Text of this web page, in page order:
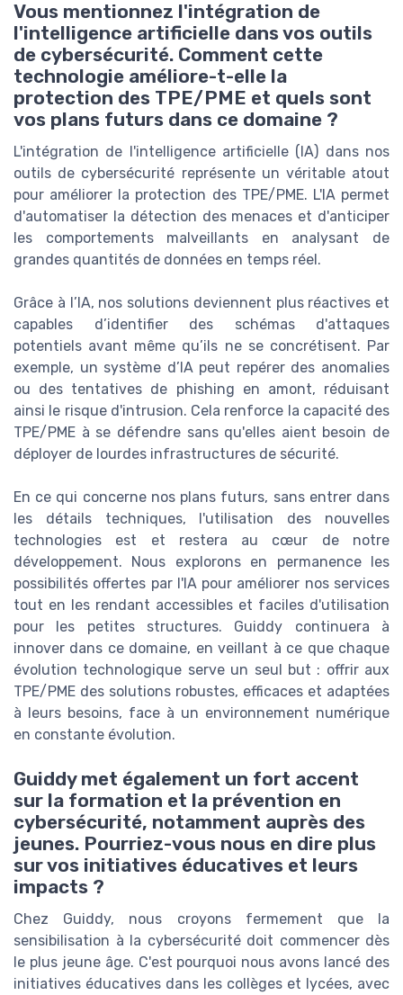
Vous mentionnez l'intégration de
l'intelligence artificielle dans vos outils
de cybersécurité. Comment cette
technologie améliore-t-elle la
protection des TPE/PME et quels sont
vos plans futurs dans ce domaine ?
L'intégration de l'intelligence artificielle (IA) dans nos
outils de cybersécurité représente un véritable atout
pour améliorer la protection des TPE/PME. L'IA permet
d'automatiser la détection des menaces et d'anticiper
les comportements malveillants en analysant de
grandes quantités de données en temps réel.
Grâce à l’IA, nos solutions deviennent plus réactives et
capables d’identifier des schémas d'attaques
potentiels avant même qu’ils ne se concrétisent. Par
exemple, un système d’IA peut repérer des anomalies
ou des tentatives de phishing en amont, réduisant
ainsi le risque d'intrusion. Cela renforce la capacité des
TPE/PME à se défendre sans qu'elles aient besoin de
déployer de lourdes infrastructures de sécurité.
En ce qui concerne nos plans futurs, sans entrer dans
les détails techniques, l'utilisation des nouvelles
technologies est et restera au cœur de notre
développement. Nous explorons en permanence les
possibilités offertes par l'IA pour améliorer nos services
tout en les rendant accessibles et faciles d'utilisation
pour les petites structures. Guiddy continuera à
innover dans ce domaine, en veillant à ce que chaque
évolution technologique serve un seul but : offrir aux
TPE/PME des solutions robustes, efficaces et adaptées
à leurs besoins, face à un environnement numérique
en constante évolution.
Guiddy met également un fort accent
sur la formation et la prévention en
cybersécurité, notamment auprès des
jeunes. Pourriez-vous nous en dire plus
sur vos initiatives éducatives et leurs
impacts ?
Chez Guiddy, nous croyons fermement que la
sensibilisation à la cybersécurité doit commencer dès
le plus jeune âge. C'est pourquoi nous avons lancé des
initiatives éducatives dans les collèges et lycées, avec